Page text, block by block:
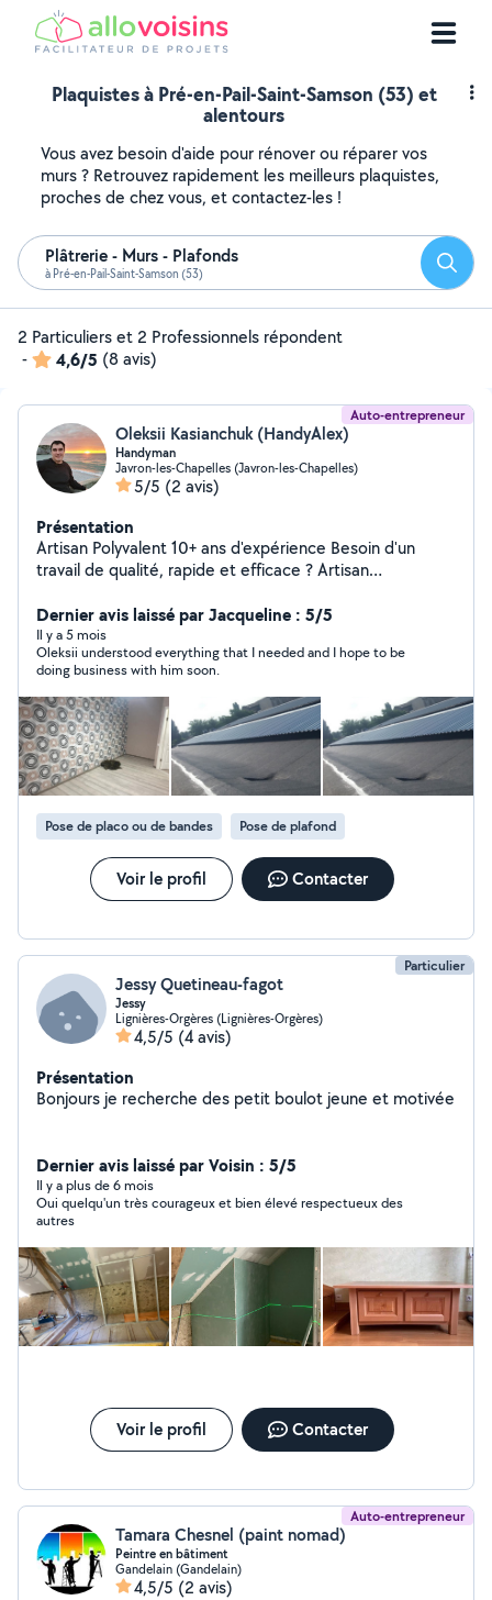
Plaquistes à Pré-en-Pail-Saint-Samson (53) et
alentours
Vous avez besoin d'aide pour rénover ou réparer vos
murs ? Retrouvez rapidement les meilleurs plaquistes,
proches de chez vous, et contactez-les !
Plâtrerie - Murs - Plafonds
à Pré-en-Pail-Saint-Samson (53)
2 Particuliers et 2 Professionnels répondent
-
4,6/5 (8 avis)
Auto-entrepreneur
Oleksii Kasianchuk (HandyAlex)
Handyman
Javron-les-Chapelles (Javron-les-Chapelles)
5/5 (2 avis)
Présentation
Artisan Polyvalent 10+ ans d'expérience Besoin d'un
travail de qualité, rapide et efficace ? Artisan
tous vos travaux de rénovation et de construction. Mes
services : Second œuvre : Pose de carrelage, parquet,
cloisons placo, peinture. Installations : Plomberie et
électricité. Extérieur : Façade, petite maçonnerie et
toiture. Démolition et préparation de chantier. Pourquoi
me choisir ? Expertise : 10 ans de savoir-faire technique.
Équipement complet : Je dispose de tout l'outillage
professionnel nécessaire. Efficacité : Travail soigné et
respect des délais. Direct particulier : Pas de frais de
courtage, tarif compétitif.
Dernier avis laissé par Jacqueline : 5/5
Il y a 5 mois
Oleksii understood everything that I needed and I hope to be
doing business with him soon.
Pose de placo ou de bandes Pose de plafond
Voir le profil Contacter
Particulier
Jessy Quetineau-fagot
Jessy
Lignières-Orgères (Lignières-Orgères)
4,5/5 (4 avis)
Présentation
Bonjours je recherche des petit boulot jeune et motivée
Dernier avis laissé par Voisin : 5/5
Il y a plus de 6 mois
Oui quelqu'un très courageux et bien élevé respectueux des
autres
Voir le profil Contacter
Auto-entrepreneur
Tamara Chesnel (paint nomad)
Peintre en bâtiment
Gandelain (Gandelain)
4,5/5 (2 avis)